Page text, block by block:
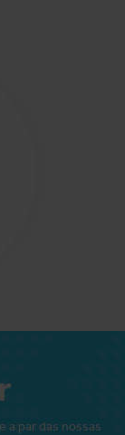
a par das nossas